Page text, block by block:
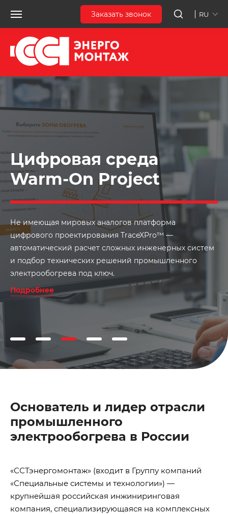
Заказать звонок RU
Цифровая среда
Warm-On Project
Не имеющая мировых аналогов платформа
цифрового проектирования TraceXPro™ —
автоматический расчет сложных инженерных систем
и подбор технических решений промышленного
электрообогрева под ключ.
Подробнее
Основатель и лидер отрасли
промышленного
электрообогрева в России
«ССТэнергомонтаж» (входит в Группу компаний
«Специальные системы и технологии») —
крупнейшая российская инжиниринговая
компания, специализирующаяся на комплексных